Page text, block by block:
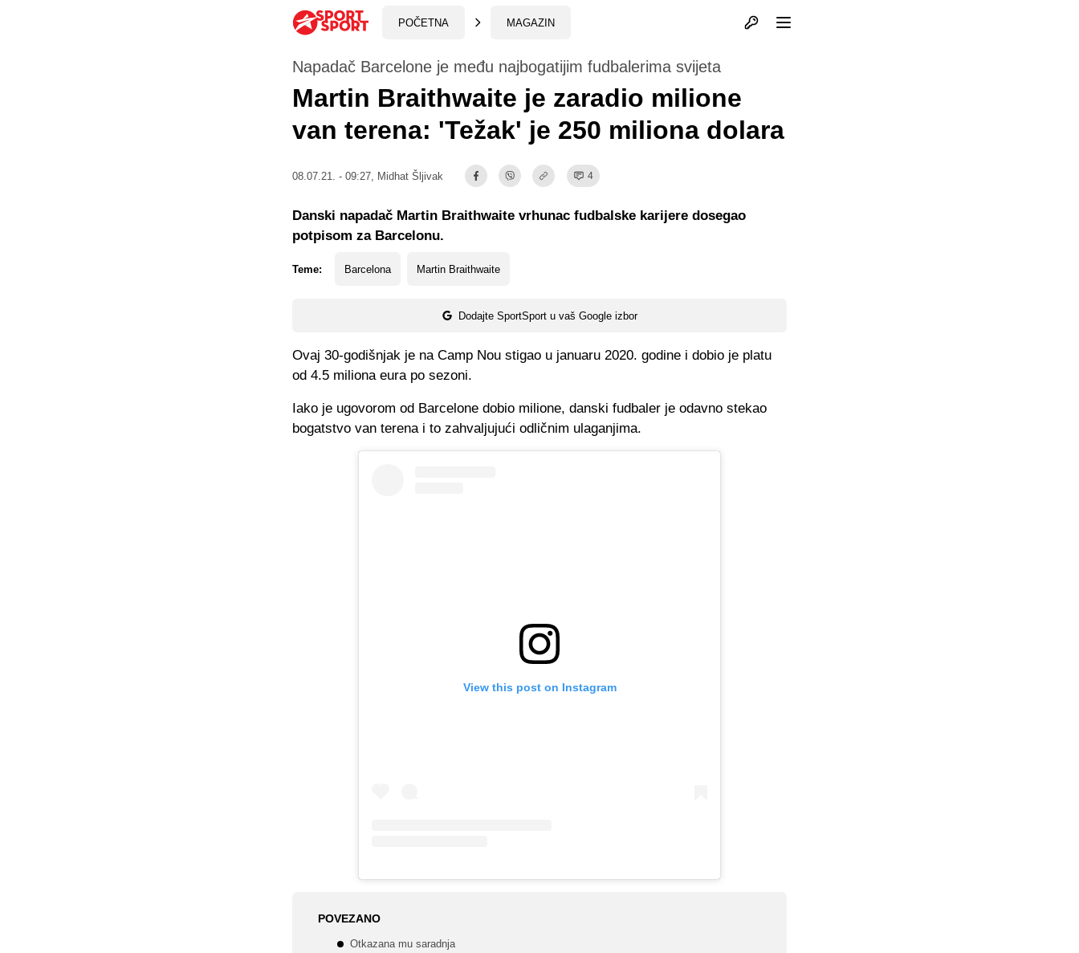
POČETNA MAGAZIN Otvori profil
Napadač Barcelone je među najbogatijim fudbalerima svijeta
Martin Braithwaite je zaradio milione
van terena: 'Težak' je 250 miliona dolara
08.07.21. - 09:27, Midhat Šljivak 4
Teme: Barcelona Martin Braithwaite
Dodajte SportSport u vaš Google izbor
Danski napadač Martin Braithwaite vrhunac fudbalske karijere dosegao
potpisom za Barcelonu.
Ovaj 30-godišnjak je na Camp Nou stigao u januaru 2020. godine i dobio je platu
od 4.5 miliona eura po sezoni.
Iako je ugovorom od Barcelone dobio milione, danski fudbaler je odavno stekao
bogatstvo van terena i to zahvaljujući odličnim ulaganjima.
View this post on Instagram
POVEZANO
Otkazana mu saradnja